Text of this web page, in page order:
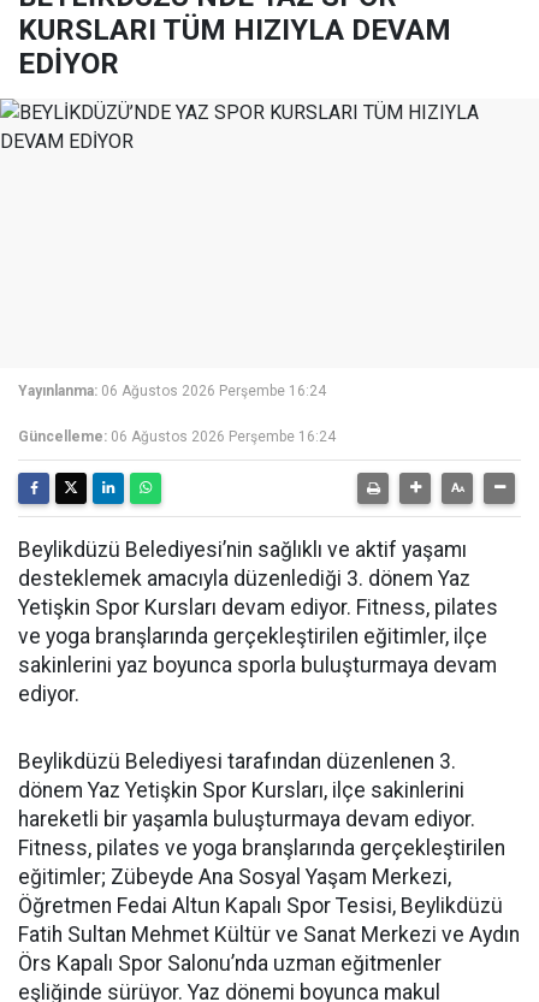
KURSLARI TÜM HIZIYLA DEVAM
EDİYOR
Yayınlanma: 06 Ağustos 2026 Perşembe 16:24
Güncelleme: 06 Ağustos 2026 Perşembe 16:24
Beylikdüzü Belediyesi’nin sağlıklı ve aktif yaşamı
desteklemek amacıyla düzenlediği 3. dönem Yaz
Yetişkin Spor Kursları devam ediyor. Fitness, pilates
ve yoga branşlarında gerçekleştirilen eğitimler, ilçe
sakinlerini yaz boyunca sporla buluşturmaya devam
ediyor.
Beylikdüzü Belediyesi tarafından düzenlenen 3.
dönem Yaz Yetişkin Spor Kursları, ilçe sakinlerini
hareketli bir yaşamla buluşturmaya devam ediyor.
Fitness, pilates ve yoga branşlarında gerçekleştirilen
eğitimler; Zübeyde Ana Sosyal Yaşam Merkezi,
Öğretmen Fedai Altun Kapalı Spor Tesisi, Beylikdüzü
Fatih Sultan Mehmet Kültür ve Sanat Merkezi ve Aydın
Örs Kapalı Spor Salonu’nda uzman eğitmenler
eşliğinde sürüyor. Yaz dönemi boyunca makul